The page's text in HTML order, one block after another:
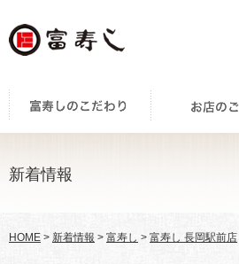
新着情報
HOME > 新着情報 > 富寿し > 富寿し 長岡駅前店